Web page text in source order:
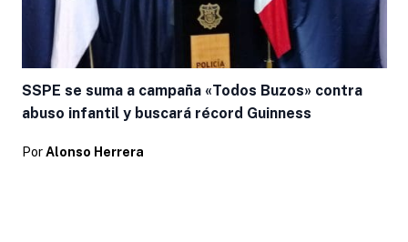
SSPE se suma a campaña «Todos Buzos» contra
abuso infantil y buscará récord Guinness
Por Alonso Herrera